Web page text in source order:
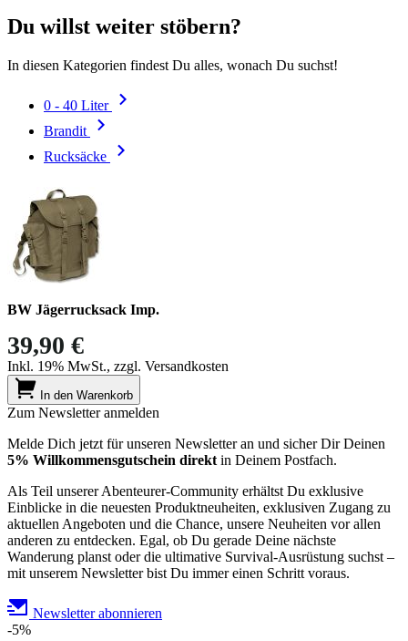
Du willst weiter stöbern?
In diesen Kategorien findest Du alles, wonach Du suchst!
0 - 40 Liter
Brandit
Rucksäcke
BW Jägerrucksack Imp.
39,90 €
Inkl. 19% MwSt., zzgl. Versandkosten
In den Warenkorb
Zum Newsletter anmelden
Melde Dich jetzt für unseren Newsletter an und sicher Dir Deinen
5% Willkommensgutschein direkt in Deinem Postfach.
Als Teil unserer Abenteurer-Community erhältst Du exklusive
Einblicke in die neuesten Produktneuheiten, exklusiven Zugang zu
aktuellen Angeboten und die Chance, unsere Neuheiten vor allen
anderen zu entdecken. Egal, ob Du gerade Deine nächste
Wanderung planst oder die ultimative Survival-Ausrüstung suchst –
mit unserem Newsletter bist Du immer einen Schritt voraus.
Newsletter abonnieren
-5%